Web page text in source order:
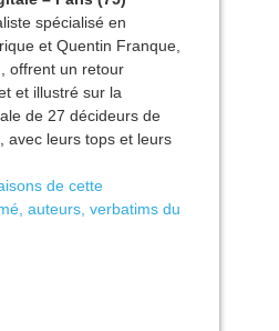
spécialisé en
et Quentin Franque,
offrent un retour
et illustré sur la
de 27 décideurs de
avec leurs tops et leurs
de cette
auteurs, verbatims du